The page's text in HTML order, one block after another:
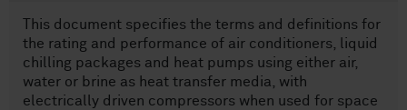
This document specifies the terms and definitions for
the rating and performance of air conditioners, liquid
chilling packages and heat pumps using either air,
water or brine as heat transfer media, with
electrically driven compressors when used for space